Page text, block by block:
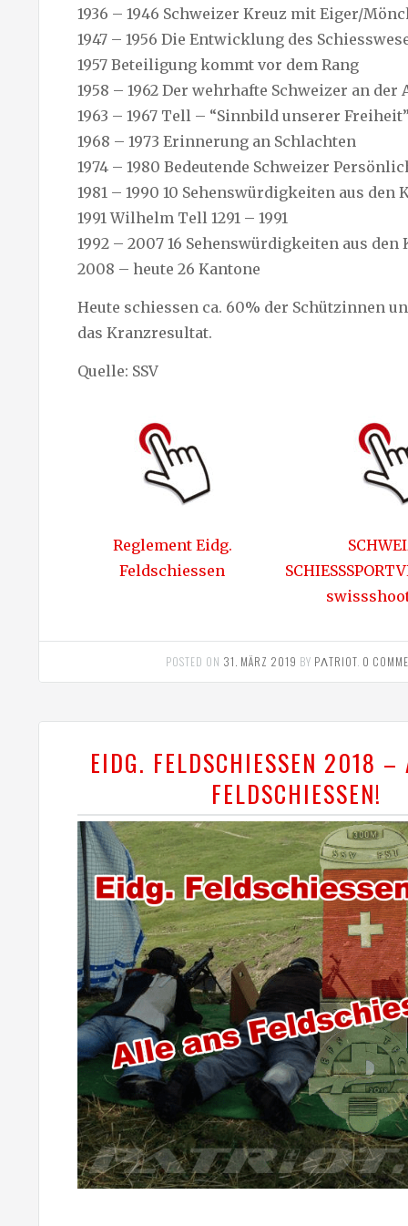
1936 – 1946 Schweizer Kreuz mit Eiger/
1947 – 1956 Die Entwicklung des
1957 Beteiligung kommt vor dem Rang
1958 – 1962 Der wehrhafte Schweizer an der
1963 – 1967 Tell – “Sinnbild unserer
1968 – 1973 Erinnerung an Schlachten
1974 – 1980 Bedeutende Schweizer
1981 – 1990 10 Sehenswürdigkeiten aus den
1991 Wilhelm Tell 1291 – 1991
1992 – 2007 16 Sehenswürdigkeiten aus den
2008 – heute 26 Kantone
Heute schiessen ca. 60% der Schützinnen
das Kranzresultat.
Quelle: SSV
Reglement Eidg.
Feldschiessen
POSTED ON 31. MÄRZ 2019 BY PΛTRIOT 0
EIDG. FELDSCHIESSEN 2018 –
FELDSCHIESSEN!